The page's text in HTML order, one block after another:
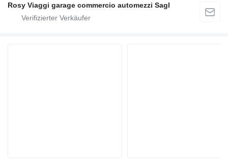
Rosy Viaggi garage commercio automezzi Sagl